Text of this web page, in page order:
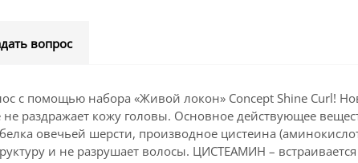
вопрос
с помощью набора «Живой локон» Concept Shine Curl!
не раздражает кожу головы. Основное действующее
овечьей шерсти, производное цистеина
и не разрушает волосы. ЦИСТЕАМИН –